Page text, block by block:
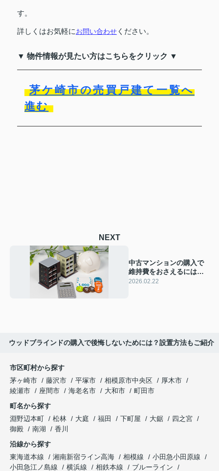
す。
詳しくはお気軽にお問い合わせ ください。
▼ 物件情報が見たい方はこちらをクリック ▼
茅ケ崎市の売買戸建て一覧へ
進む
NEXT
中古マンションの購入で
維持費をおさえるには？
種類や注意点を解説
2026.02.22
ウッドブラインドの購入で後悔しないためには？設置方法もご紹介
市区町村から探す
茅ヶ崎市
藤沢市 平塚市 相模原市中央区
厚木市
綾瀬市
座間市 海老名市 大和市
町田市
町名から探す
淵野辺本町
松林 大庭 福田 下町屋 大鋸
四之宮
御殿
南湖
香川
沿線から探す
東海道本線
湘南新宿ライン高海 相模線
小田急小田原線
小田急江ノ島線
横浜線 相鉄本線
ブルーライン